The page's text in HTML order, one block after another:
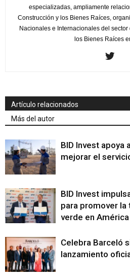
especializadas, ampliamente
Construcción y los Bienes Raíces,
Nacionales e Internacionales del
los Bienes Raíces
Artículo relacionados
Más del autor
BID Invest apoya
mejorar el
BID Invest
para promover la
verde en
Celebra Barceló
lanzamiento